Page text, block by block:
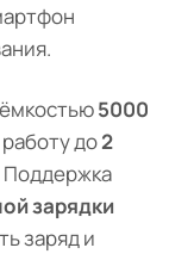
5000
до2
Поддержка
зарядки
заряд и